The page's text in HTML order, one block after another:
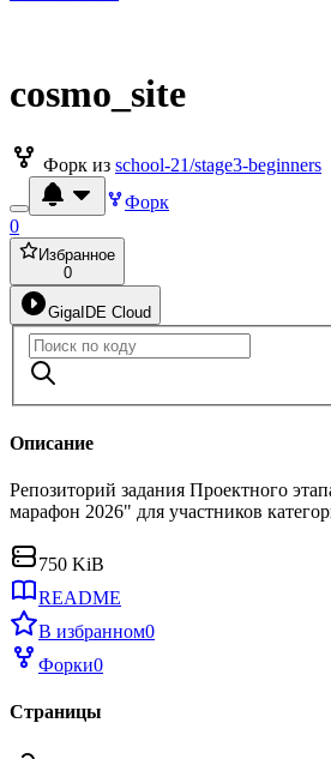
cosmo_site
Форк из school-21/stage3-beginners
Форк
0
Избранное
0
GigaIDE Cloud
Описание
Репозиторий задания Проектного
марафон 2026" для участников
750 KiB
README
В избранном0
Форки0
Страницы